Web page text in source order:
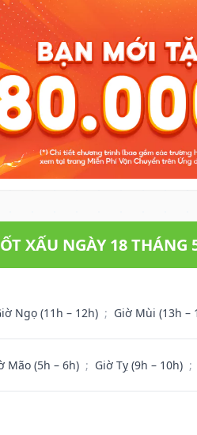
XẤU NGÀY 18 THÁNG
Ngọ (11h – 12h) ; Giờ Mùi (13h –
Mão (5h – 6h) ; Giờ Tỵ (9h – 10h) ;